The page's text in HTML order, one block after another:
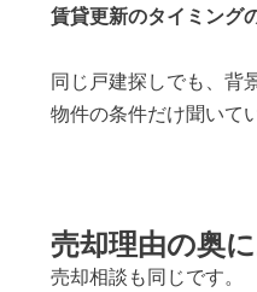
賃貸更新のタイミング
同じ戸建探しでも、背
物件の条件だけ聞いて
売却理由の奥
売却相談も同じです。